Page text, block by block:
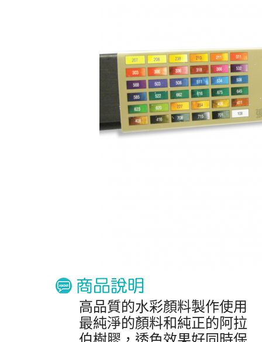
高品質的水彩顏料製作使用
最純淨的顏料和純正的阿拉